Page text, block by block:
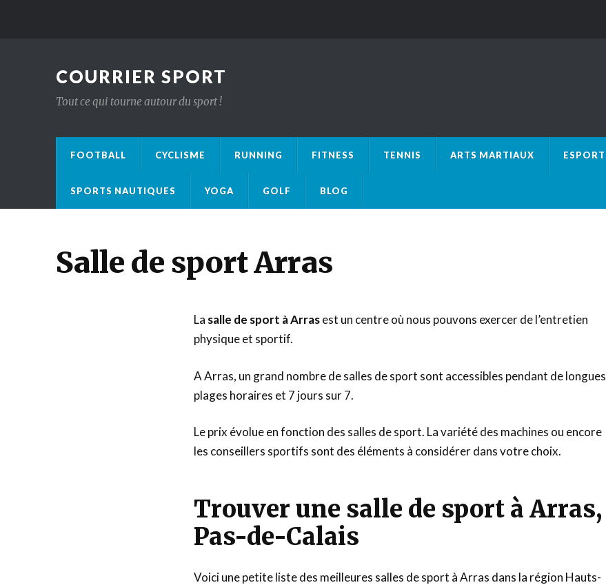
COURRIER SPORT
Tout ce qui tourne autour du sport !
FOOTBALL CYCLISME RUNNING FITNESS TENNIS ARTS MARTIAUX ESPORT
SPORTS NAUTIQUES YOGA GOLF BLOG
Salle de sport Arras
La salle de sport à Arrasest un centre où nous pouvons exercer de l’entretien
physique et sportif.
A Arras, un grand nombre de salles de sport sont accessibles pendant de longues
plages horaires et 7 jours sur 7.
Le prix évolue en fonction des salles de sport. La variété des machines ou encore
les conseillers sportifs sont des éléments à considérer dans votre choix.
Trouver une salle de sport à Arras,
Pas-de-Calais
Voici une petite liste des meilleures salles de sport à Arras dans la région Hauts-